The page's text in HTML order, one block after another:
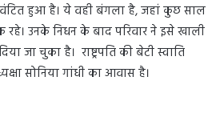
हुआ है। ये वही बंगला है, जहां कुछ साल
उनके निधन के बाद परिवार ने इसे खाली
चुका है। राष्ट्रपति की बेटी स्वाति
सोनिया गांधी का आवास है।